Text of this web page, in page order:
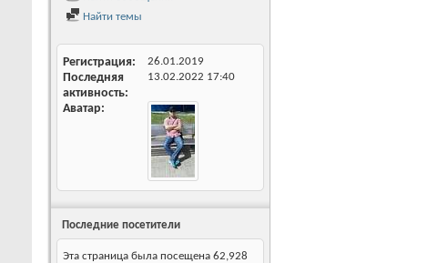
Найти темы
Регистрация 26.01.2019
Последняя
активность
13.02.2022 17:40
Аватар
Последние посетители
Эта страница была посещена 62,928